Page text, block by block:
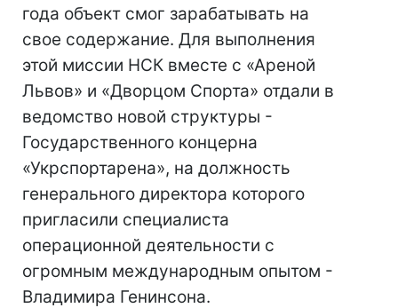
года объект смог зарабатывать на
свое содержание. Для выполнения
этой миссии НСК вместе с «Ареной
Львов» и «Дворцом Спорта» отдали в
ведомство новой структуры -
Государственного концерна
«Укрспортарена», на должность
генерального директора которого
пригласили специалиста
операционной деятельности с
огромным международным опытом -
Владимира Генинсона.